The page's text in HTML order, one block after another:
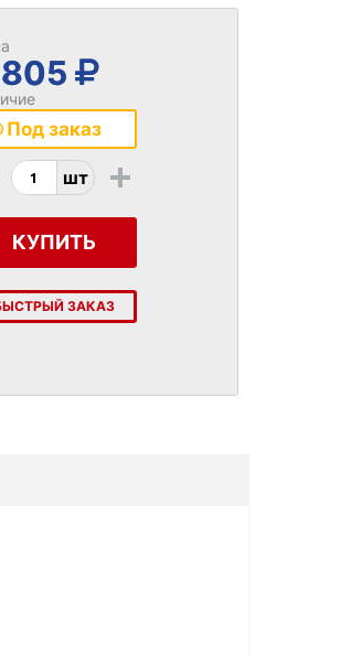
Под заказ
шт +
КУПИТЬ
ЗАКАЗ